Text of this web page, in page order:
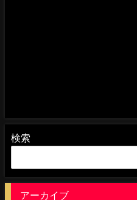
検索
アーカイブ